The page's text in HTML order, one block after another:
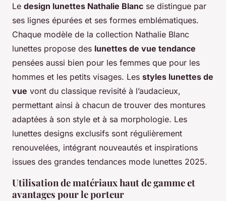
Le design lunettes Nathalie Blanc se distingue par
ses lignes épurées et ses formes emblématiques.
Chaque modèle de la collection Nathalie Blanc
lunettes propose des lunettes de vue tendance
pensées aussi bien pour les femmes que pour les
hommes et les petits visages. Les styles lunettes de
vue vont du classique revisité à l’audacieux,
permettant ainsi à chacun de trouver des montures
adaptées à son style et à sa morphologie. Les
lunettes designs exclusifs sont régulièrement
renouvelées, intégrant nouveautés et inspirations
issues des grandes tendances mode lunettes 2025.
Utilisation de matériaux haut de gamme et
avantages pour le porteur